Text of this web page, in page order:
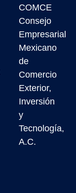
COMCE
Consejo
Empresarial
Mexicano
de
Comercio
Exterior,
Inversión
y
Tecnología,
A.C.